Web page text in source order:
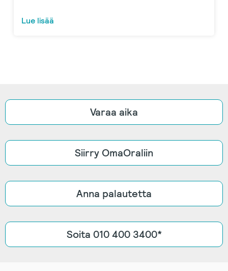
Lue lisää
Varaa aika
Siirry OmaOraliin
Anna palautetta
Soita 010 400 3400*